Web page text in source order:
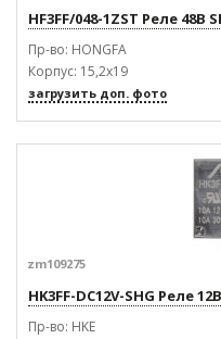
HF3FF/048-1ZST Реле 48В
Пр-во: HONGFA
Корпус: 15,2x19
загрузить доп. фото
zm109275
HK3FF-DC12V-SHG Реле
Пр-во: HKE